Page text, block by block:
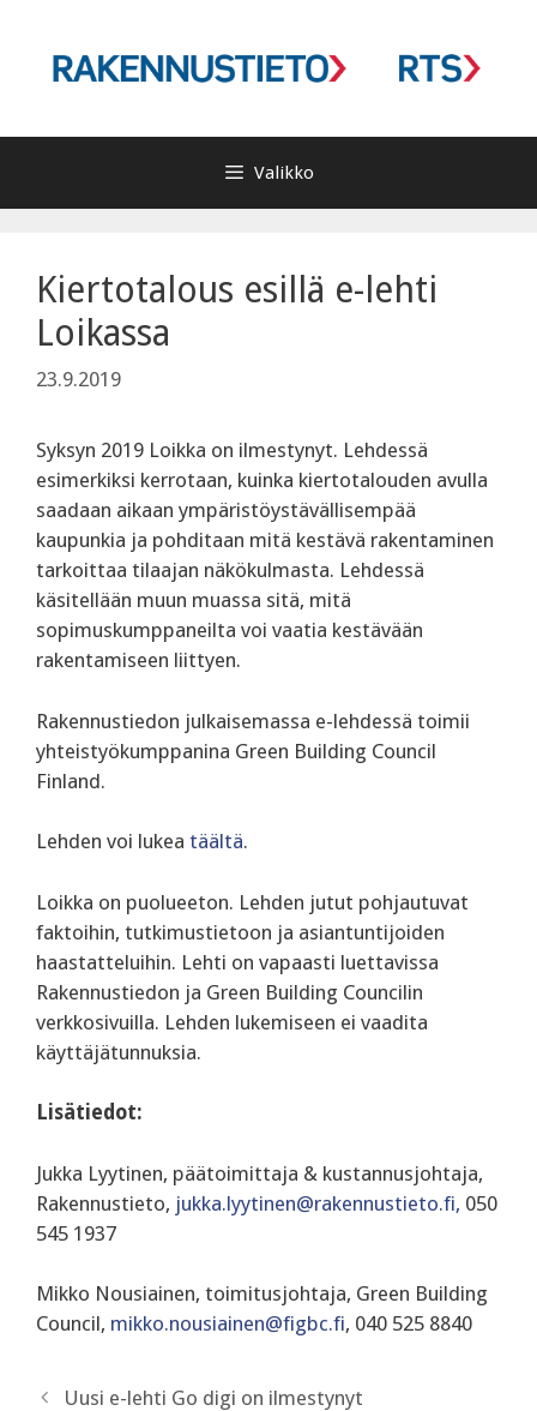
Valikko
Kiertotalous esillä e-lehti
Loikassa
23.9.2019
Syksyn 2019 Loikka on ilmestynyt. Lehdessä
esimerkiksi kerrotaan, kuinka kiertotalouden avulla
saadaan aikaan ympäristöystävällisempää
kaupunkia ja pohditaan mitä kestävä rakentaminen
tarkoittaa tilaajan näkökulmasta. Lehdessä
käsitellään muun muassa sitä, mitä
sopimuskumppaneilta voi vaatia kestävään
rakentamiseen liittyen.
Rakennustiedon julkaisemassa e-lehdessä toimii
yhteistyökumppanina Green Building Council
Finland.
Lehden voi lukea täältä.
Loikka on puolueeton. Lehden jutut pohjautuvat
faktoihin, tutkimustietoon ja asiantuntijoiden
haastatteluihin. Lehti on vapaasti luettavissa
Rakennustiedon ja Green Building Councilin
verkkosivuilla. Lehden lukemiseen ei vaadita
käyttäjätunnuksia.
Lisätiedot:
Jukka Lyytinen, päätoimittaja & kustannusjohtaja,
Rakennustieto, jukka.lyytinen@rakennustieto.fi, 050
545 1937
Mikko Nousiainen, toimitusjohtaja, Green Building
Council, mikko.nousiainen@figbc.fi, 040 525 8840
Uusi e-lehti Go digi on ilmestynyt